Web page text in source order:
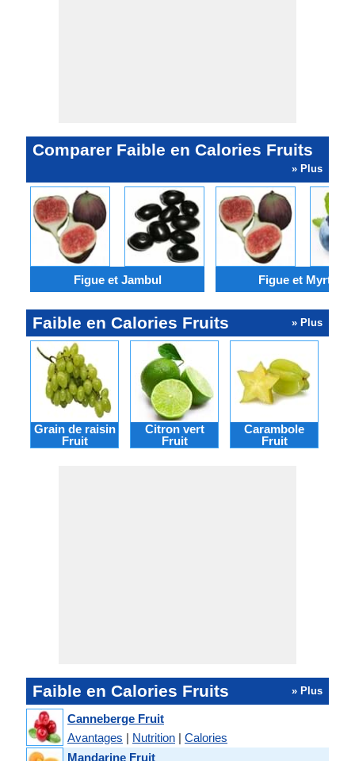
Comparer Faible en Calories Fruits
» Plus
Figue et Jambul Figue et Myrtille
Faible en Calories Fruits » Plus
Grain de raisin
Fruit
Citron vert
Fruit
Carambole
Fruit
Faible en Calories Fruits » Plus
Canneberge Fruit
Avantages | Nutrition | Calories
Mandarine Fruit